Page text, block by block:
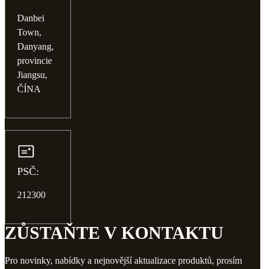
Danbei
Town,
Danyang,
provincie
Jiangsu,
ČÍNA
PSČ:
212300
ZŮSTAŇTE V KONTAKTU
Pro novinky, nabídky a nejnovější aktualizace produktů, prosím